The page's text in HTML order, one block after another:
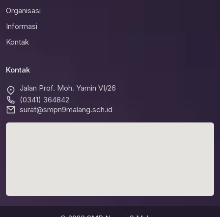
Organisasi
Informasi
Kontak
Kontak
Jalan Prof. Moh. Yamin VI/26
(0341) 364842
surat@smpn9malang.sch.id